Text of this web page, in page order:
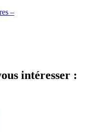
–
intéresser :